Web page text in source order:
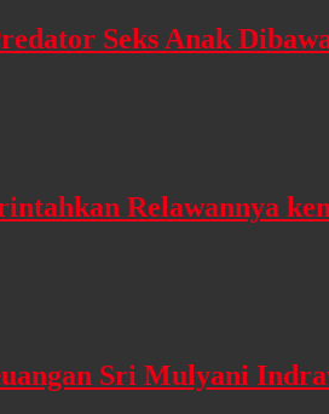
Seks Anak
Relawannya
Sri Mulyani